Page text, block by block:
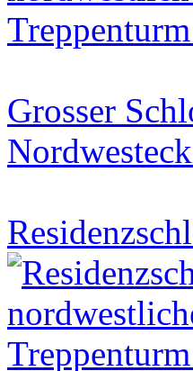
Grosser